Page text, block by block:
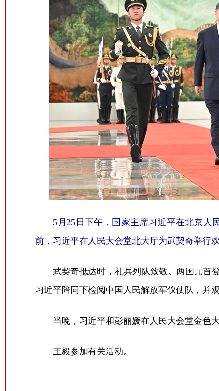
5月25日下午，国家主席习近平在北京人
前，习近平在人民大会堂北大厅为武契奇举行
武契奇抵达时，礼兵列队致敬。两国元首登
习近平陪同下检阅中国人民解放军仪仗队，并
当晚，习近平和彭丽媛在人民大会堂金色
王毅参加有关活动。